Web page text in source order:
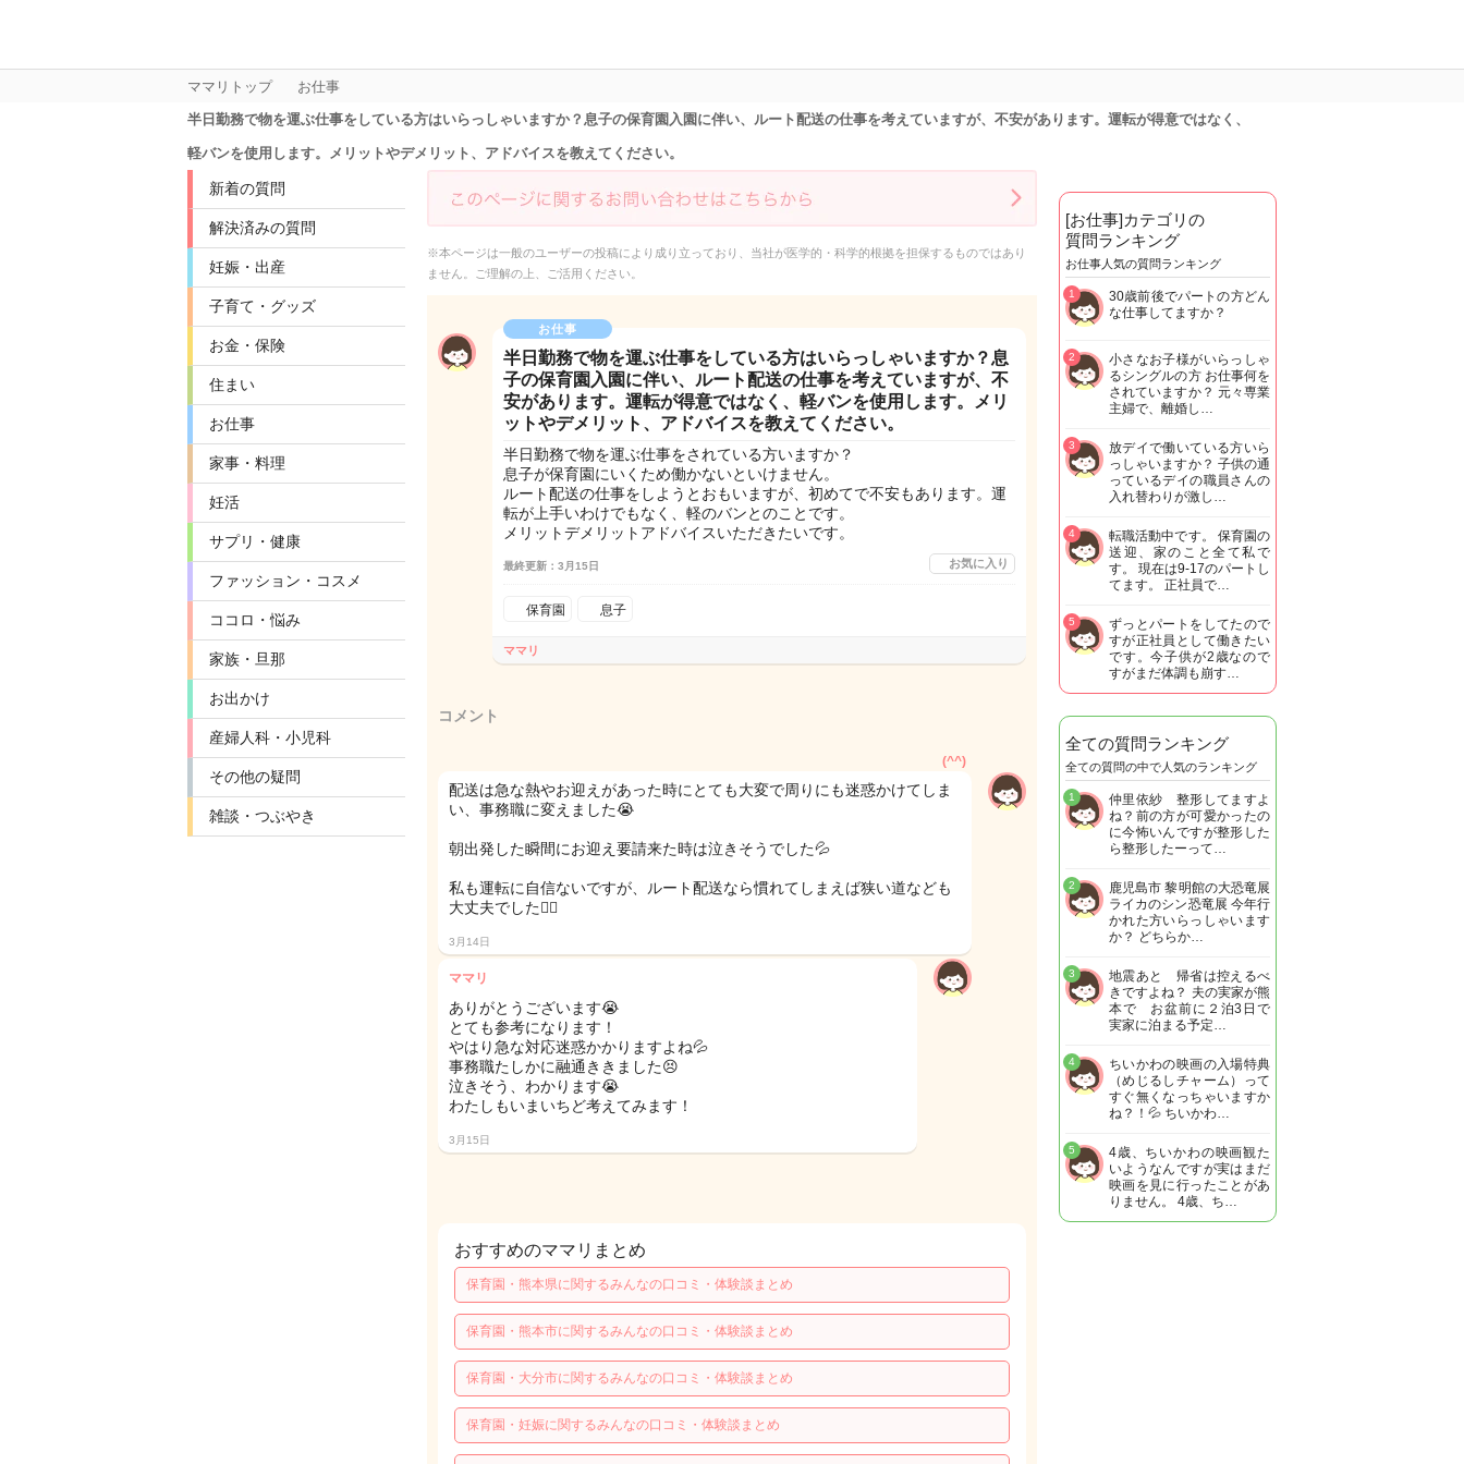
リ・情報サイト
ママリトップ
お仕事
半日勤務で物を運ぶ仕事をしている方はいらっしゃいますか？息子の保育園入園に伴い、ルート配送の仕事を考えていますが、不安があります。運転が得意ではなく、
軽バンを使用します。メリットやデメリット、アドバイスを教えてください。
新着の質問
解決済みの質問
妊娠・出産
子育て・グッズ
お金・保険
住まい
お仕事
家事・料理
妊活
サプリ・健康
ファッション・コスメ
ココロ・悩み
家族・旦那
お出かけ
産婦人科・小児科
その他の疑問
雑談・つぶやき
※本ページは一般のユーザーの投稿により成り立っており、当社が医学的・科学的根拠を担保するものではあり
ません。ご理解の上、ご活用ください。
お仕事
半日勤務で物を運ぶ仕事をしている方はいらっしゃいますか？息
子の保育園入園に伴い、ルート配送の仕事を考えていますが、不
安があります。運転が得意ではなく、軽バンを使用します。メリ
ットやデメリット、アドバイスを教えてください。
半日勤務で物を運ぶ仕事をされている方いますか？
息子が保育園にいくため働かないといけません。
ルート配送の仕事をしようとおもいますが、初めてで不安もあります。運
転が上手いわけでもなく、軽のバンとのことです。
メリットデメリットアドバイスいただきたいです。
最終更新：3月15日 お気に入り
保育園 息子
ママリ
コメント
(^^)
配送は急な熱やお迎えがあった時にとても大変で周りにも迷惑かけてしま
い、事務職に変えました😭
朝出発した瞬間にお迎え要請来た時は泣きそうでした💦
私も運転に自信ないですが、ルート配送なら慣れてしまえば狭い道なども
大丈夫でした🙆‍♀️
3月14日
ママリ
ありがとうございます😭
とても参考になります！
やはり急な対応迷惑かかりますよね💦
事務職たしかに融通ききました😣
泣きそう、わかります😭
わたしもいまいちど考えてみます！
3月15日
おすすめのママリまとめ
保育園・熊本県に関するみんなの口コミ・体験談まとめ
保育園・熊本市に関するみんなの口コミ・体験談まとめ
保育園・大分市に関するみんなの口コミ・体験談まとめ
保育園・妊娠に関するみんなの口コミ・体験談まとめ
[お仕事]カテゴリの
質問ランキング
お仕事人気の質問ランキング
30歳前後でパートの方どん
な仕事してますか？
1
小さなお子様がいらっしゃ
るシングルの方 お仕事何を
されていますか？ 元々専業
主婦で、離婚し…
2
放デイで働いている方いら
っしゃいますか？ 子供の通
っているデイの職員さんの
入れ替わりが激し…
3
転職活動中です。 保育園の
送迎、家のこと全て私で
す。 現在は9-17のパートし
てます。 正社員で…
4
ずっとパートをしてたので
すが正社員として働きたい
です。今子供が2歳なので
すがまだ体調も崩す…
5
全ての質問ランキング
全ての質問の中で人気のランキング
仲里依紗 整形してますよ
ね？前の方が可愛かったの
に今怖いんですが整形した
ら整形したーって…
1
鹿児島市 黎明館の大恐竜展
ライカのシン恐竜展 今年行
かれた方いらっしゃいます
か？ どちらか…
2
地震あと 帰省は控えるべ
きですよね？ 夫の実家が熊
本で お盆前に２泊3日で
実家に泊まる予定…
3
ちいかわの映画の入場特典
（めじるしチャーム）って
すぐ無くなっちゃいますか
ね？！💦 ちいかわ…
4
4歳、ちいかわの映画観た
いようなんですが実はまだ
映画を見に行ったことがあ
りません。 4歳、ち…
5